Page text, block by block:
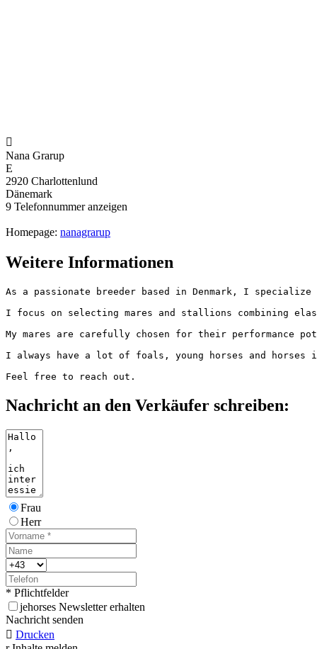

Nana Grarup
E
2920 Charlottenlund
Dänemark
9 Telefonnummer anzeigen
Homepage: nanagrarup
Weitere Informationen
As a passionate breeder based in Denmark, I
I focus on selecting mares and stallions combining
My mares are carefully chosen for their performance
I always have a lot of foals, young horses and
Feel free to reach out.
Nachricht an den Verkäufer schreiben:
Frau
Herr
* Pflichtfelder
jehorses Newsletter erhalten
Nachricht senden
 Drucken